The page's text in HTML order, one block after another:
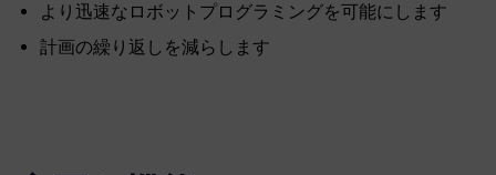
より迅速なロボットプログラミングを可能にします
計画の繰り返しを減らします